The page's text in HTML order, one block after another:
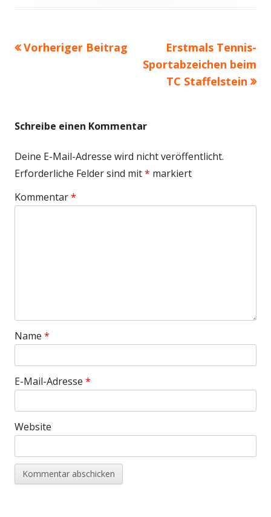
Beitragsnavigation
Vorheriger
Vorheriger Beitrag
Nächster
Beitrag
Erstmals Tennis-
Sportabzeichen beim
TC Staffelstein
Schreibe einen Kommentar
Deine E-Mail-Adresse wird nicht veröffentlicht.
Erforderliche Felder sind mit* markiert
Kommentar*
Name *
E-Mail-Adresse *
Website